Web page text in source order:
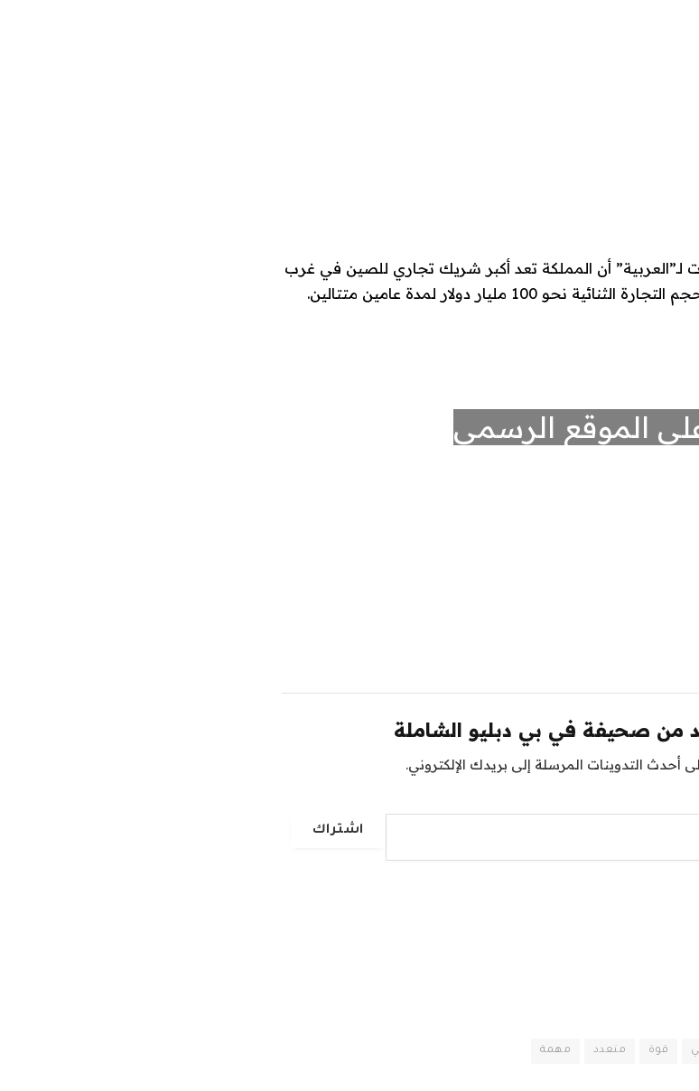
أن المملكة تعد أكبر شريك تجاري للصين في غرب
100 مليار دولار لمدة عامين متتالين.
الموقع الرسمي
من صحيفة في بي دبليو الشاملة
التدوينات المرسلة إلى بريدك الإلكتروني.
اشتراك
قوة متعدد مهمة